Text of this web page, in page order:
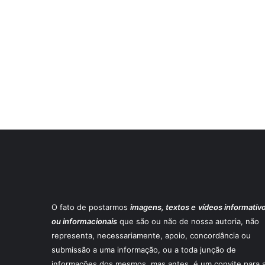
O fato de postarmos imagens, textos e vídeos
ou informacionais que são ou não de nossa autoria, não
representa, necessariamente, apoio, concordância ou
submissão a uma informação, ou a toda junção de